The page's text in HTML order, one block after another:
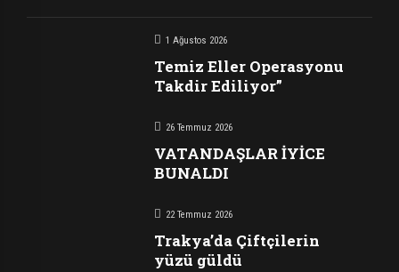
1 Ağustos 2026
Temiz Eller Operasyonu
Takdir Ediliyor”
26 Temmuz 2026
VATANDAŞLAR İYİCE
BUNALDI
22 Temmuz 2026
Trakya’da Çiftçilerin
yüzü güldü